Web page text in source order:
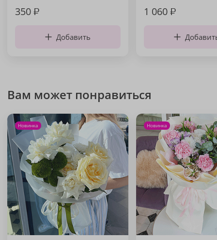
350₽
Добавить
1 060₽
Вам может понравиться
Новинка Новинка